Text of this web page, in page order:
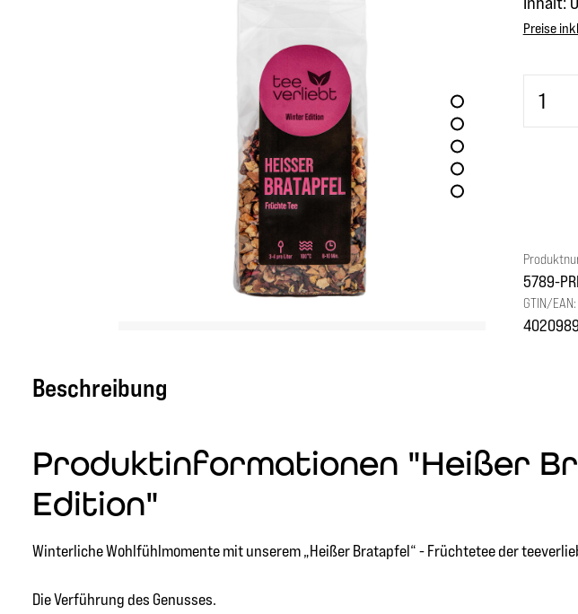
Preise
5789-
GTIN/EAN:
Beschreibung
Produktinformationen "Heißer
Edition"
Winterliche Wohlfühlmomente mit unserem „Heißer Bratapfel“ - Früchtetee der
Die Verführung des Genusses.